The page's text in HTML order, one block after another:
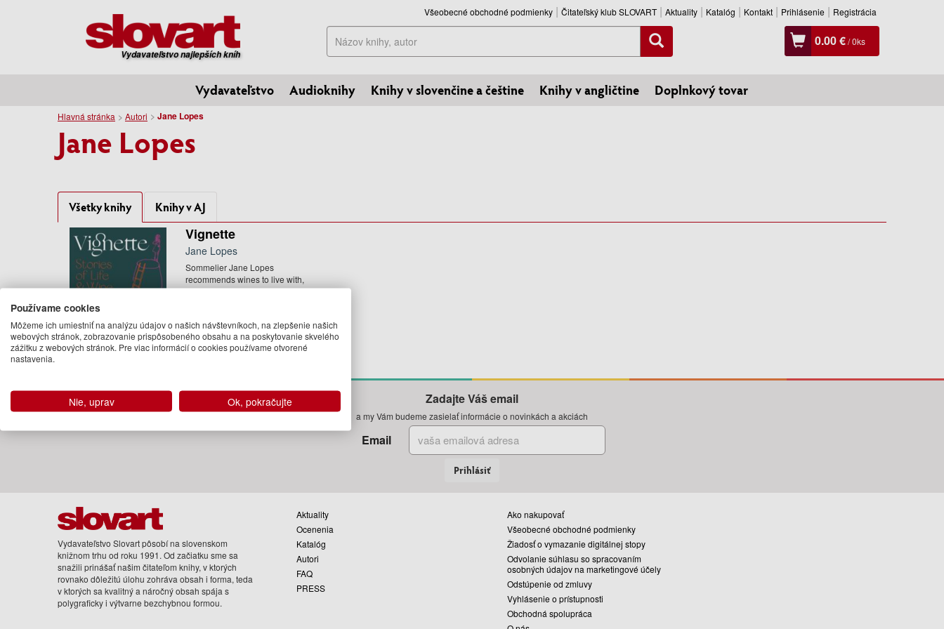
Vydavateľstvo najlepších kníh
Všeobecné obchodné podmienky Čitateľský klub SLOVART Aktuality Katalóg Kontakt Prihlásenie Registrácia
Hľadať 0.00 €/0ks
Vydavateľstvo Audioknihy Knihy v slovenčine a češtine Knihy v angličtine Doplnkový tovar
Hlavná stránka Autori Jane Lopes
Jane Lopes
Všetky knihy Knihy v AJ
Vignette
Jane Lopes
Sommelier Jane Lopes
recommends wines to live with,
learn from and take solace in.
Na objednávku
Zadajte Váš email
a my Vám budeme zasielať informácie o novinkách a akciách
Email
Prihlásiť
Vydavateľstvo Slovart pôsobí na slovenskom
knižnom trhu od roku 1991. Od začiatku sme sa
snažili prinášať našim čitateľom knihy, v ktorých
rovnako dôležitú úlohu zohráva obsah i forma, teda
v ktorých sa kvalitný a náročný obsah spája s
polygraficky i výtvarne bezchybnou formou.
Aktuality
Ocenenia
Katalóg
Autori
FAQ
PRESS
Ako nakupovať
Všeobecné obchodné podmienky
Žiadosť o vymazanie digitálnej stopy
Odvolanie súhlasu so spracovaním
osobných údajov na marketingové účely
Odstúpenie od zmluvy
Vyhlásenie o prístupnosti
Obchodná spolupráca
Používame cookies
Môžeme ich umiestniť na analýzu údajov o našich návštevníkoch, na zlepšenie našich
webových stránok, zobrazovanie prispôsobeného obsahu a na poskytovanie skvelého
zážitku z webových stránok. Pre viac informácií o cookies používame otvorené
nastavenia.
Nie, uprav Ok, pokračujte